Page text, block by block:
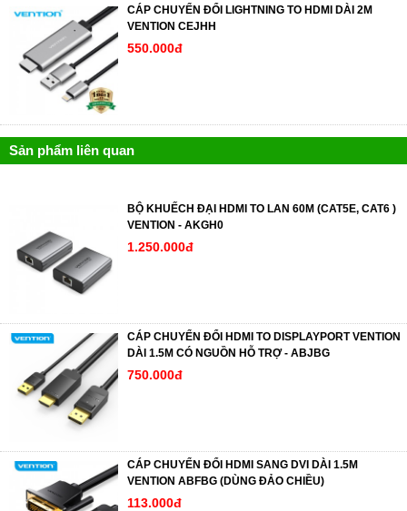
CÁP CHUYỂN ĐỔI LIGHTNING TO HDMI DÀI 2M
VENTION CEJHH
550.000đ
Sản phẩm liên quan
BỘ KHUẾCH ĐẠI HDMI TO LAN 60M (CAT5E, CAT6 )
VENTION - AKGH0
1.250.000đ
CÁP CHUYỂN ĐỔI HDMI TO DISPLAYPORT VENTION
DÀI 1.5M CÓ NGUỒN HỖ TRỢ - ABJBG
750.000đ
CÁP CHUYỂN ĐỔI HDMI SANG DVI DÀI 1.5M
VENTION ABFBG (DÙNG ĐẢO CHIỀU)
113.000đ